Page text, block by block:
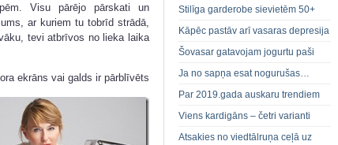
Visu pārējo pārskati un
ar kuriem tu tobrīd strādā,
tevi atbrīvos no lieka laika
ekrāns vai galds ir pārblīvēts
Stilīga garderobe sievietēm 50+
Kāpēc pastāv arī vasaras depresija
Šovasar gatavojam jogurtu paši
Ja no sapņa esat nogurušas…
Par 2019.gada auskaru trendiem
Viens kardigāns – četri varianti
Atsakies no viedtālruņa ceļā uz